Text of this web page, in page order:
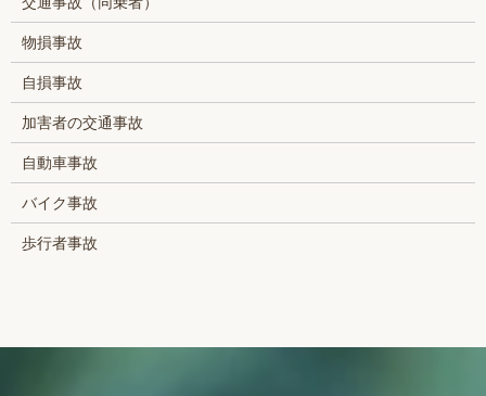
物損事故
自損事故
加害者の交通事故
自動車事故
バイク事故
歩行者事故